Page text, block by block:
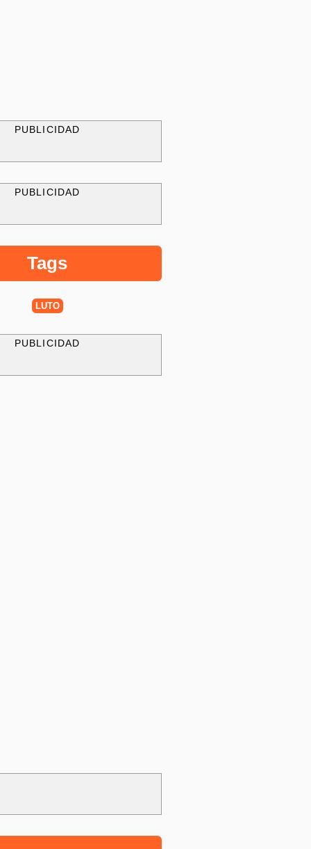
PUBLICIDAD
PUBLICIDAD
Tags
LUTO
PUBLICIDAD